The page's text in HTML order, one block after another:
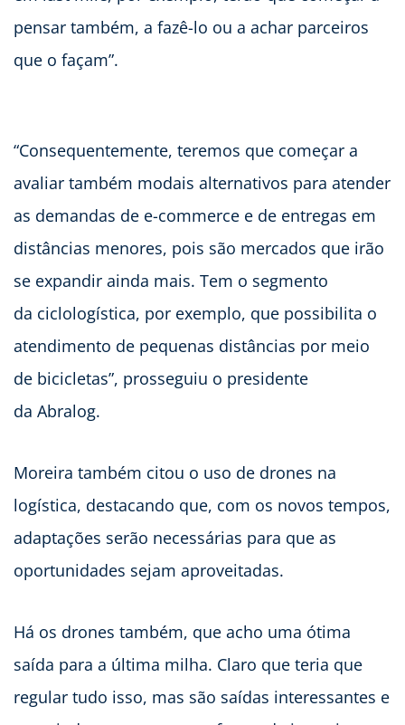
pensar também, a fazê-lo ou a achar parceiros
que o façam”.
“Consequentemente, teremos que começar a
avaliar também modais alternativos para atender
as demandas de e-commerce e de entregas em
distâncias menores, pois são mercados que irão
se expandir ainda mais. Tem o segmento
da ciclologística, por exemplo, que possibilita o
atendimento de pequenas distâncias por meio
de bicicletas”, prosseguiu o presidente
da Abralog.
Moreira também citou o uso de drones na
logística, destacando que, com os novos tempos,
adaptações serão necessárias para que as
oportunidades sejam aproveitadas.
Há os drones também, que acho uma ótima
saída para a última milha. Claro que teria que
regular tudo isso, mas são saídas interessantes e